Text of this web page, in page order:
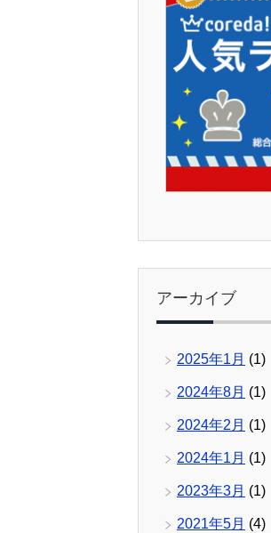
アーカイブ
2025年1月 (1)
2024年8月 (1)
2024年2月 (1)
2024年1月 (1)
2023年3月 (1)
2021年5月 (4)